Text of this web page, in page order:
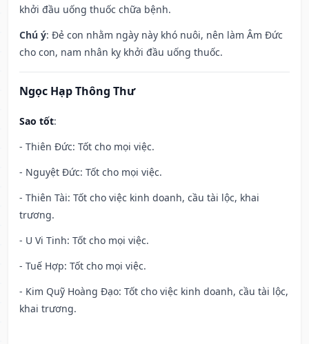
khởi đầu uống thuốc chữa bệnh.
Chú ý: Đẻ con nhằm ngày này khó nuôi, nên làm Âm Đức
cho con, nam nhân kỵ khởi đầu uống thuốc.
Ngọc Hạp Thông Thư
Sao tốt:
- Thiên Đức: Tốt cho mọi việc.
- Nguyệt Đức: Tốt cho mọi việc.
- Thiên Tài: Tốt cho việc kinh doanh, cầu tài lộc, khai
trương.
- U Vi Tinh: Tốt cho mọi việc.
- Tuế Hợp: Tốt cho mọi việc.
- Kim Quỹ Hoàng Đạo: Tốt cho việc kinh doanh, cầu tài lộc,
khai trương.